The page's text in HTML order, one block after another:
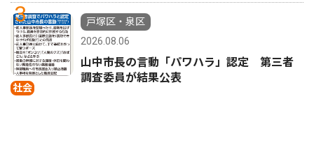
3
社会
戸塚区・泉区
2026.08.06
山中市長の言動「パワハラ」認定 第三者
調査委員が結果公表